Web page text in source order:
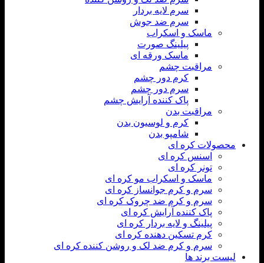
سرم لایه بردار
سرم ضد جوش
ماسک و اسکراب
پیلینگ صورت
ماسک ورقه ای
مراقبت چشم
کرم دور چشم
سرم دور چشم
پاک کننده آرایش چشم
مراقبت بدن
کرم و لوسیون بدن
شامپو بدن
محصولات کره ای
اسنس کره ای
تونر کره ای
ماسک و اسکراب مو کره ای
سرم و کرم جوانساز کره ای
سرم و کرم ضد چروک کره ای
پاک کننده آرایش کره ای
پیلینگ و لایه بردار کره ای
کرم تسکین دهنده کره ای
سرم و کرم ضد لک و روشن کننده کره ای
لیست برند ها